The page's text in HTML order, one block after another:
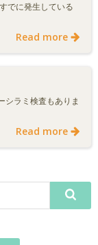
でに発生している
Read more
シラミ検査もありま
Read more